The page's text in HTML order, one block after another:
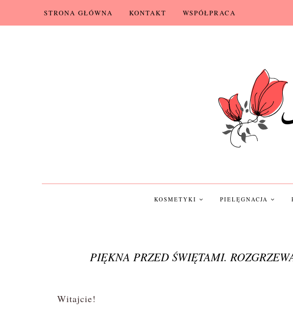
STRONA GŁÓWNA KONTAKT WSPÓŁPRACA
KOSMETYKI PIELĘGNACJA
PIĘKNA PRZED ŚWIĘTAMI.
Witajcie!